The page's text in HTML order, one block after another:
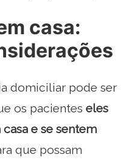
casa:
domiciliar pode ser
os pacientes eles
e se sentem
que possam